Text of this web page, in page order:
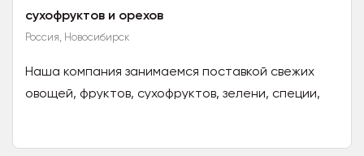
сухофруктов и орехов
Россия, Новосибирск
Наша компания занимаемся поставкой свежих
овощей, фруктов, сухофруктов, зелени, специи,